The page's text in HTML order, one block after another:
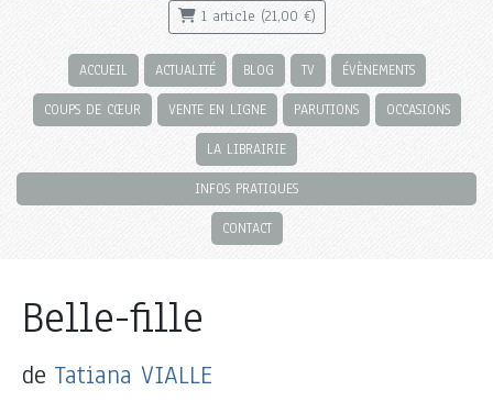
1 article (21,00 €)
ACCUEIL ACTUALITÉ BLOG TV ÉVÈNEMENTS
COUPS DE CŒUR VENTE EN LIGNE PARUTIONS OCCASIONS
LA LIBRAIRIE
INFOS PRATIQUES
CONTACT
Belle-fille
de Tatiana VIALLE